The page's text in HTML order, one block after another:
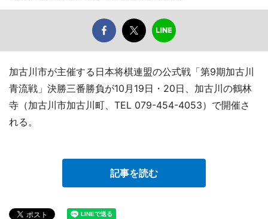
加古川市が主催する日本将棋連盟の公式戦「第9期加古川
青流戦」決勝三番勝負が10月19日・20日、加古川の鶴林
寺（加古川市加古川町、TEL 079-454-4053）で開催さ
れる。
記事を読む